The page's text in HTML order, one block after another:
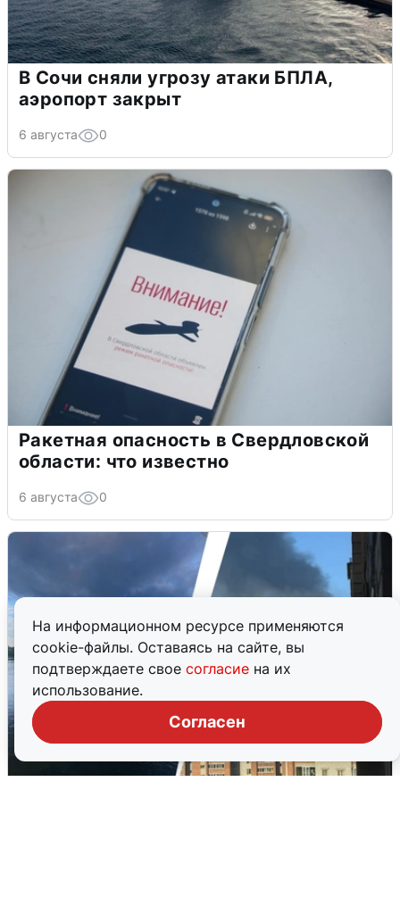
На информационном ресурсе применяются
cookie-файлы. Оставаясь на сайте, вы
подтверждаете свое согласие на их
использование.
Согласен
В Сочи сняли угрозу атаки БПЛА,
аэропорт закрыт
6 августа 0
Ракетная опасность в Свердловской
области: что известно
6 августа 0